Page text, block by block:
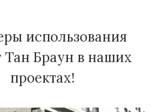
использования
Тан Браун в наших
проектах!